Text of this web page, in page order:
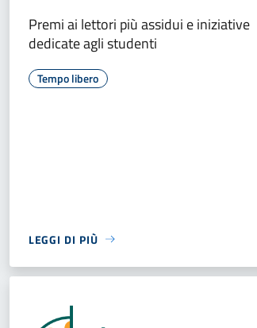
Premi ai lettori più assidui e iniziative
dedicate agli studenti
Tempo libero
LEGGI DI PIÙ